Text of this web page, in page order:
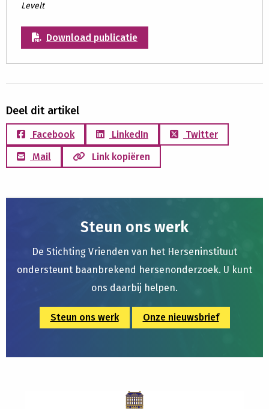
Levelt
Download publicatie
Deel dit artikel
Facebook LinkedIn
Twitter
Mail
Link kopiëren
Steun ons werk
De Stichting Vrienden van het Herseninstituut
ondersteunt baanbrekend hersenonderzoek. U kunt
ons daarbij helpen.
Steun ons werk Onze nieuwsbrief